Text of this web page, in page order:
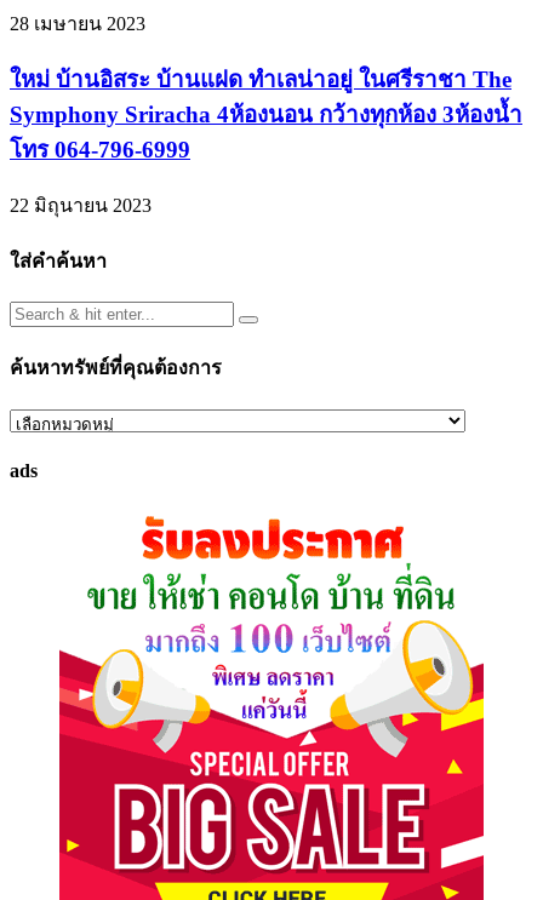
28 เมษายน 2023
ใหม่ บ้านอิสระ บ้านแฝด ทำเลน่าอยู่ ในศรีราชา The
Symphony Sriracha 4ห้องนอน กว้างทุกห้อง 3ห้องน้ำ
โทร 064-796-6999
22 มิถุนายน 2023
ใส่คำค้นหา
ค้นหาทรัพย์ที่คุณต้องการ
ค้นหา
ที่
ads